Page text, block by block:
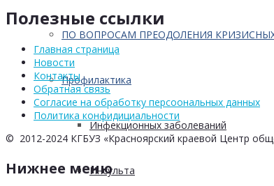
ПО ВОПРОСАМ ПРЕОДОЛЕНИЯ
Профилактика
Инфекционных заболеваний
Инсульта
Полезные ссылки
Главная страница
Новости
Контакты
Обратная связь
Согласие на обработку персоональных данных
Политика конфидициальности
© 2012-2024 КГБУЗ «Красноярский краевой Центр
Нижнее меню